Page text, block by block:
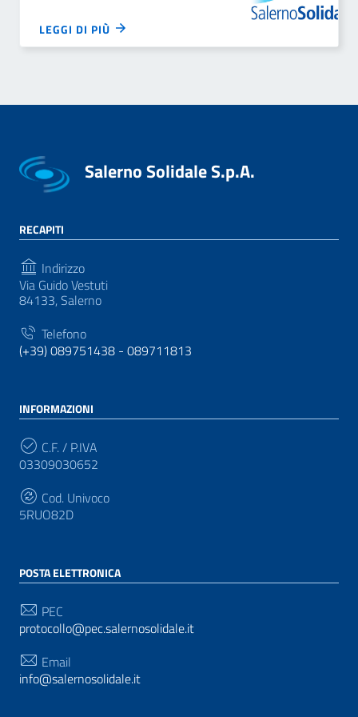
LEGGI DI PIÙ
Salerno Solidale S.p.A.
RECAPITI
Indirizzo
Via Guido Vestuti
84133, Salerno
Telefono
(+39) 089751438 - 089711813
INFORMAZIONI
C.F. / P.IVA
03309030652
Cod. Univoco
5RUO82D
POSTA ELETTRONICA
PEC
protocollo@pec.salernosolidale.it
Email
info@salernosolidale.it